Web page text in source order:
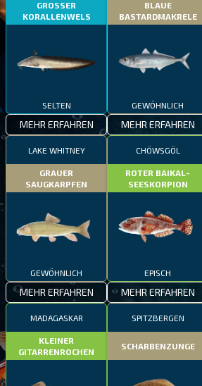
GROSSER
KORALLENWELS
SELTEN
MEHR ERFAHREN
BLAUE
BASTARDMAKRELE
GEWÖHNLICH
MEHR ERFAHREN
LAKE WHITNEY
GRAUER
SAUGKARPFEN
GEWÖHNLICH
MEHR ERFAHREN
CHÖWSGÖL
ROTER BAIKAL-
SEESKORPION
EPISCH
MEHR ERFAHREN
MADAGASKAR
KLEINER
GITARRENROCHEN
SPITZBERGEN
SCHARBENZUNGE